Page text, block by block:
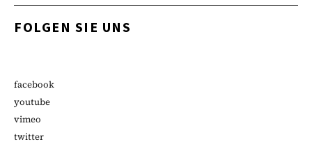
FOLGEN SIE UNS
facebook
youtube
vimeo
twitter